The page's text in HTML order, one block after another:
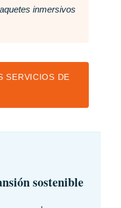
inmersivos
SERVICIOS DE
sostenible